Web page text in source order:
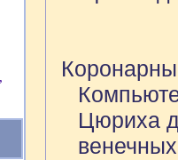
Цюриха